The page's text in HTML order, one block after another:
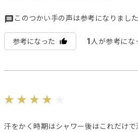
このつかい手の声は参考になりまし
参考になった 1 人が参考にな
汗をかく時期はシャワー後はこれだけ